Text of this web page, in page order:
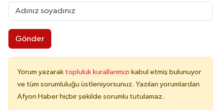
Gönder
Yorum yazarak topluluk kurallarımızı kabul etmiş bulunuyor
ve tüm sorumluluğu üstleniyorsunuz. Yazılan yorumlardan
Afyon Haber hiçbir şekilde sorumlu tutulamaz.